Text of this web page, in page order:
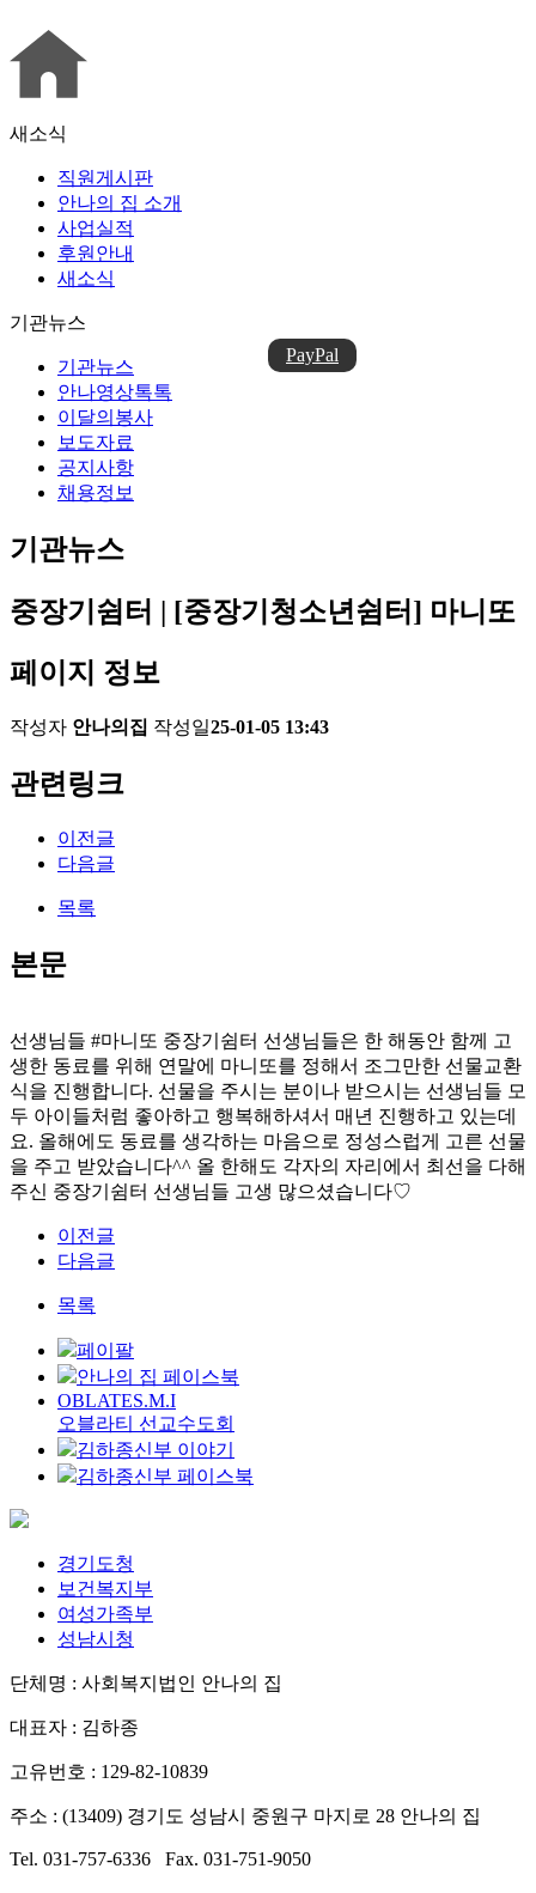
PayPal
새소식
직원게시판
안나의 집 소개
사업실적
후원안내
새소식
기관뉴스
기관뉴스
안나영상톡톡
이달의봉사
보도자료
공지사항
채용정보
기관뉴스
중장기쉼터 | [중장기청소년쉼터] 마니또
페이지 정보
작성자 안나의집 작성일25-01-05 13:43
관련링크
이전글
다음글
목록
본문
선생님들 #마니또 중장기쉼터 선생님들은 한 해동안 함께 고
생한 동료를 위해 연말에 마니또를 정해서 조그만한 선물교환
식을 진행합니다. 선물을 주시는 분이나 받으시는 선생님들 모
두 아이들처럼 좋아하고 행복해하셔서 매년 진행하고 있는데
요. 올해에도 동료를 생각하는 마음으로 정성스럽게 고른 선물
을 주고 받았습니다^^ 올 한해도 각자의 자리에서 최선을 다해
주신 중장기쉼터 선생님들 고생 많으셨습니다♡
이전글
다음글
목록
페이팔
안나의 집 페이스북
OBLATES.M.I
오블라티 선교수도회
김하종신부 이야기
김하종신부 페이스북
경기도청
보건복지부
여성가족부
성남시청
단체명 : 사회복지법인 안나의 집
대표자 : 김하종
고유번호 : 129-82-10839
주소 : (13409) 경기도 성남시 중원구 마지로 28 안나의 집
Tel. 031-757-6336 Fax. 031-751-9050